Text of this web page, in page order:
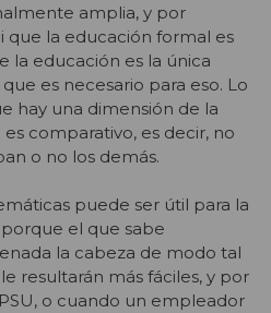
amplia, y por
la educación formal es
la educación es la única
es necesario para eso. Lo
hay una dimensión de la
comparativo, es decir, no
o no los demás.
puede ser útil para la
el que sabe
la cabeza de modo tal
resultarán más fáciles, y por
o cuando un empleador